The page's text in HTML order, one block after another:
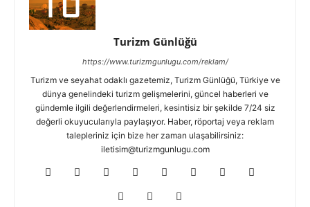
Turizm Günlüğü
https://www.turizmgunlugu.com/reklam/
Turizm ve seyahat odaklı gazetemiz, Turizm Günlüğü, Türkiye ve
dünya genelindeki turizm gelişmelerini, güncel haberleri ve
gündemle ilgili değerlendirmeleri, kesintisiz bir şekilde 7/24 siz
değerli okuyucularıyla paylaşıyor. Haber, röportaj veya reklam
talepleriniz için bize her zaman ulaşabilirsiniz:
iletisim@turizmgunlugu.com